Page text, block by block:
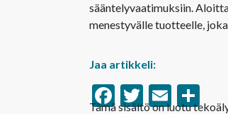
sääntelyvaatimuksiin.
menestyvälle tuotteelle,
Jaa artikkeli:
Facebook
Twitter
Email
Tämä sisältö on luotu